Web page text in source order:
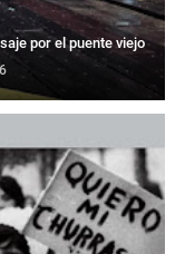
por el puente viejo